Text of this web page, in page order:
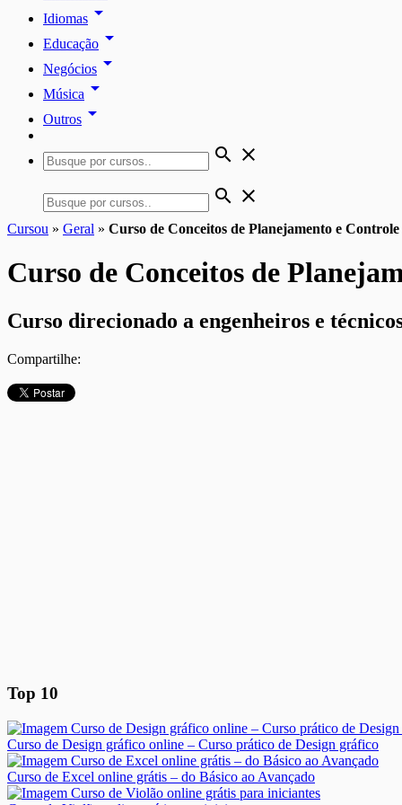
Idiomas arrow_drop_down
Educação arrow_drop_down
Negócios arrow_drop_down
Música arrow_drop_down
Outros arrow_drop_down
search close
search close
Cursou » Geral » Curso de Conceitos de Planejamento e
Curso de Conceitos de
Curso direcionado a engenheiros e
Compartilhe:
Top 10
Curso de Design gráfico online – Curso prático de Design gráfico
Curso de Excel online grátis – do Básico ao Avançado